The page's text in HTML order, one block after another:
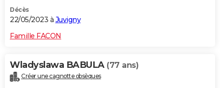
Décès
22/05/2023 à Juvigny
Famille FACON
Wladyslawa BABULA (77 ans)
Créer une cagnotte obsèques